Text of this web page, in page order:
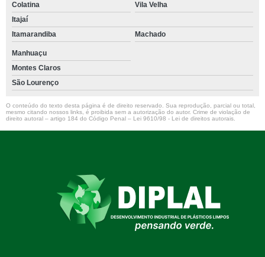
Colatina
Vila Velha
Itajaí
Itamarandiba
Machado
Manhuaçu
Montes Claros
São Lourenço
O conteúdo do texto desta página é de direito reservado. Sua reprodução, parcial ou total,
mesmo citando nossos links, é proibida sem a autorização do autor. Crime de violação de
direito autoral – artigo 184 do Código Penal – Lei 9610/98 - Lei de direitos autorais